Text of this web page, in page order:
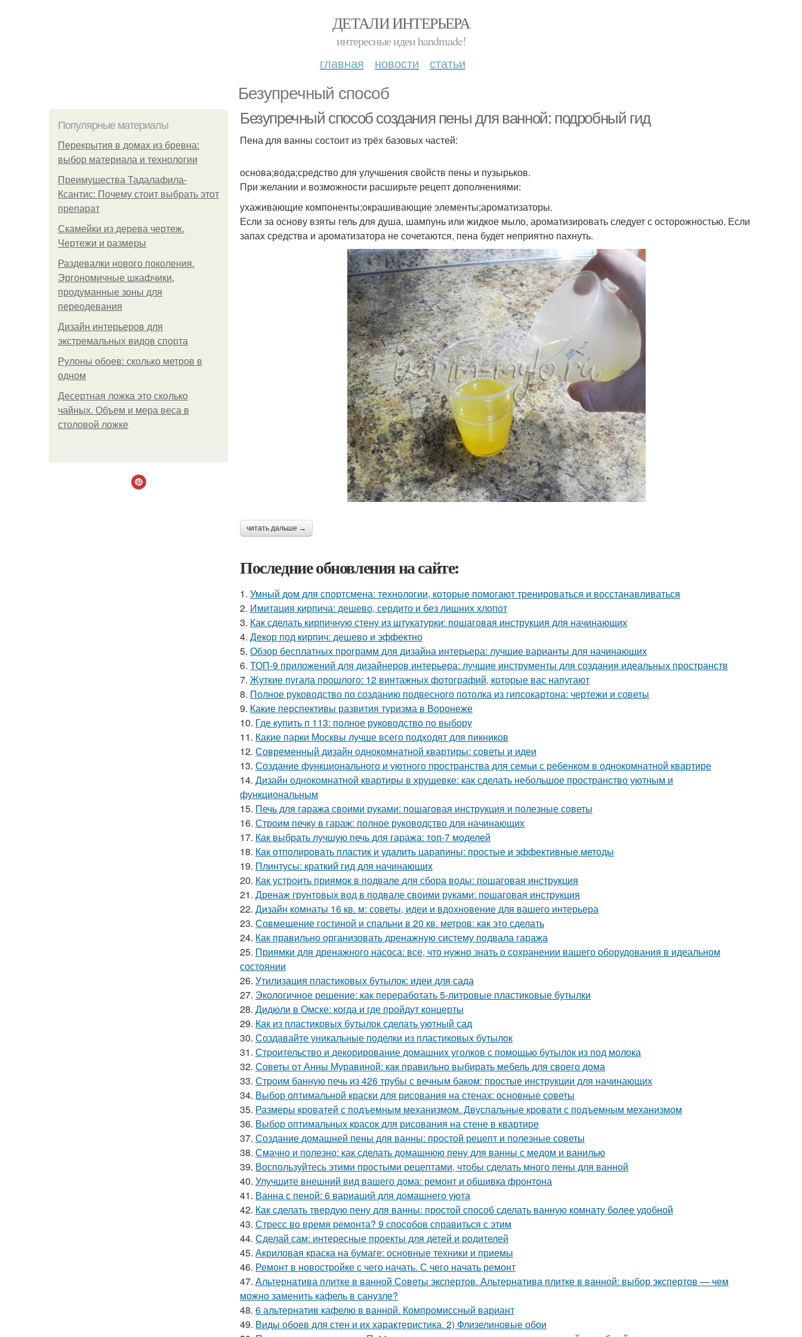
ДЕТАЛИ ИНТЕРЬЕРА
интересные идеи handmade!
главная новости статьи
Безупречный способ
Популярные материалы
Перекрытия в домах из бревна:
выбор материала и технологии
Преимущества Тадалафила-
Ксантис: Почему стоит выбрать этот
препарат
Скамейки из дерева чертеж.
Чертежи и размеры
Раздевалки нового поколения.
Эргономичные шкафчики,
продуманные зоны для
переодевания
Дизайн интерьеров для
экстремальных видов спорта
Рулоны обоев: сколько метров в
одном
Десертная ложка это сколько
чайных. Объем и мера веса в
столовой ложке
Безупречный способ создания пены для ванной: подробный гид
Пена для ванны состоит из трёх базовых частей:
основа;вода;средство для улучшения свойств пены и пузырьков.
При желании и возможности расширьте рецепт дополнениями:
ухаживающие компоненты;окрашивающие элементы;ароматизаторы.
Если за основу взяты гель для душа, шампунь или жидкое мыло, ароматизировать следует с осторожностью. Если
запах средства и ароматизатора не сочетаются, пена будет неприятно пахнуть.
читать дальше →
Последние обновления на сайте:
1. Умный дом для спортсмена: технологии, которые помогают тренироваться и восстанавливаться
2. Имитация кирпича: дешево, сердито и без лишних хлопот
3. Как сделать кирпичную стену из штукатурки: пошаговая инструкция для начинающих
4. Декор под кирпич: дешево и эффектно
5. Обзор бесплатных программ для дизайна интерьера: лучшие варианты для начинающих
6. ТОП-9 приложений для дизайнеров интерьера: лучшие инструменты для создания идеальных пространств
7. Жуткие пугала прошлого: 12 винтажных фотографий, которые вас напугают
8. Полное руководство по созданию подвесного потолка из гипсокартона: чертежи и советы
9. Какие перспективы развития туризма в Воронеже
10. Где купить п 113: полное руководство по выбору
11. Какие парки Москвы лучше всего подходят для пикников
12. Современный дизайн однокомнатной квартиры: советы и идеи
13. Создание функционального и уютного пространства для семьи с ребенком в однокомнатной квартире
14. Дизайн однокомнатной квартиры в хрущевке: как сделать небольшое пространство уютным и
функциональным
15. Печь для гаража своими руками: пошаговая инструкция и полезные советы
16. Строим печку в гараж: полное руководство для начинающих
17. Как выбрать лучшую печь для гаража: топ-7 моделей
18. Как отполировать пластик и удалить царапины: простые и эффективные методы
19. Плинтусы: краткий гид для начинающих
20. Как устроить приямок в подвале для сбора воды: пошаговая инструкция
21. Дренаж грунтовых вод в подвале своими руками: пошаговая инструкция
22. Дизайн комнаты 16 кв. м: советы, идеи и вдохновение для вашего интерьера
23. Совмещение гостиной и спальни в 20 кв. метров: как это сделать
24. Как правильно организовать дренажную систему подвала гаража
25. Приямки для дренажного насоса: все, что нужно знать о сохранении вашего оборудования в идеальном
состоянии
26. Утилизация пластиковых бутылок: идеи для сада
27. Экологичное решение: как переработать 5-литровые пластиковые бутылки
28. Дидюли в Омске: когда и где пройдут концерты
29. Как из пластиковых бутылок сделать уютный сад
30. Создавайте уникальные поделки из пластиковых бутылок
31. Строительство и декорирование домашних уголков с помощью бутылок из под молока
32. Советы от Анны Муравиной: как правильно выбирать мебель для своего дома
33. Строим банную печь из 426 трубы с вечным баком: простые инструкции для начинающих
34. Выбор оптимальной краски для рисования на стенах: основные советы
35. Размеры кроватей с подъемным механизмом. Двуспальные кровати с подъемным механизмом
36. Выбор оптимальных красок для рисования на стене в квартире
37. Создание домашней пены для ванны: простой рецепт и полезные советы
38. Смачно и полезно: как сделать домашнюю пену для ванны с медом и ванилью
39. Воспользуйтесь этими простыми рецептами, чтобы сделать много пены для ванной
40. Улучшите внешний вид вашего дома: ремонт и обшивка фронтона
41. Ванна с пеной: 6 вариаций для домашнего уюта
42. Как сделать твердую пену для ванны: простой способ сделать ванную комнату более удобной
43. Стресс во время ремонта? 9 способов справиться с этим
44. Сделай сам: интересные проекты для детей и родителей
45. Акриловая краска на бумаге: основные техники и приемы
46. Ремонт в новостройке с чего начать. С чего начать ремонт
47. Альтернатива плитке в ванной Советы экспертов. Альтернатива плитке в ванной: выбор экспертов — чем
можно заменить кафель в санузле?
48. 6 альтернатив кафелю в ванной. Компромиссный вариант
49. Виды обоев для стен и их характеристика. 2) Флизелиновые обои